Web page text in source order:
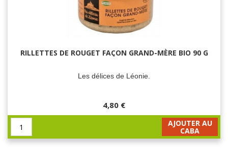
RILLETTES DE ROUGET FAÇON GRAND-MÈRE BIO 90 G
Les délices de Léonie.
4,80 €
AJOUTER AU
CABA